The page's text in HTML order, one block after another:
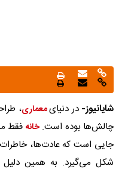
شایانیوز- در دنیایمعماری،
چالش‌ها بوده است.خانه فقط
جایی است که عادت‌ها،
شکل می‌گیرد. به همین دلیل